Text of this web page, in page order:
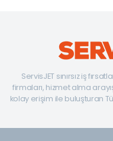
ServisJET sınırsız iş
firmaları, hizmet alma
kolay erişim ile buluşturan